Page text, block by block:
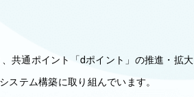
共通ポイント「dポイント」の推進・拡大
テム構築に取り組んでいます。